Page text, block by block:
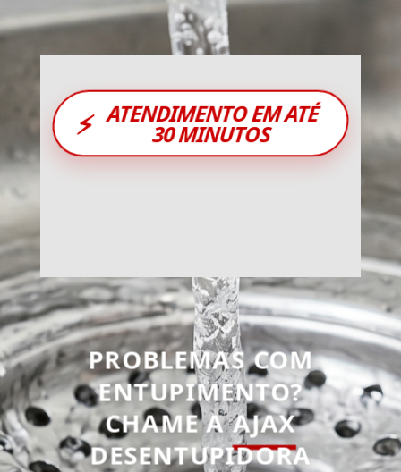
⚡ ATENDIMENTO EM ATÉ
30 MINUTOS
PROBLEMAS COM
ENTUPIMENTO?
CHAME AAJAX
DESENTUPIDORA